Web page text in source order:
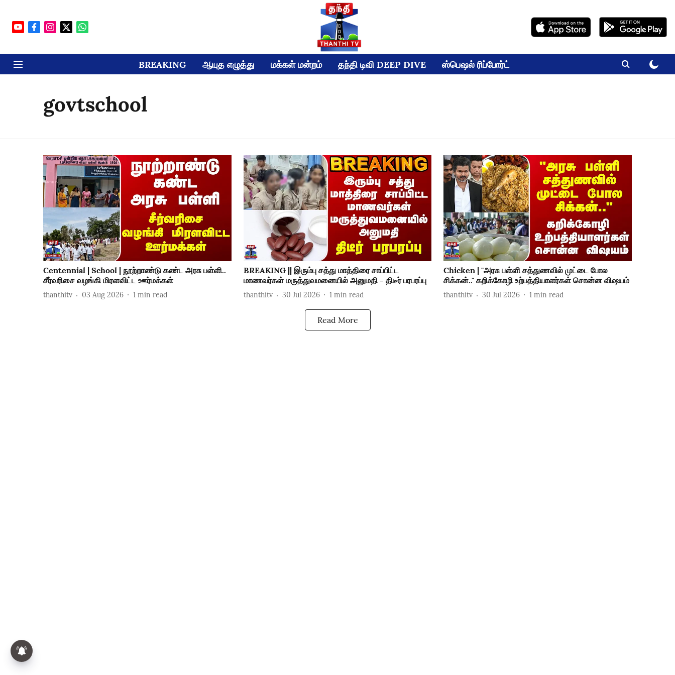
BREAKING ஆயுத எழுத்து மக்கள் மன்றம் தந்தி டிவி DEEP DIVE ஸ்பெஷல் ரிப்போர்ட்
govtschool
Centennial | School | நூற்றாண்டு கண்ட அரசு பள்ளி..
சீர்வரிசை வழங்கி மிரளவிட்ட ஊர்மக்கள்
thanthitv 03 Aug 2026 1 min read
BREAKING || இரும்பு சத்து மாத்திரை சாப்பிட்ட
மாணவர்கள் மருத்துவமனையில் அனுமதி - திடீர் பரபரப்பு
thanthitv 30 Jul 2026 1 min read
Chicken | "அரசு பள்ளி சத்துணவில் முட்டை போல
சிக்கன்.." கறிக்கோழி உற்பத்தியாளர்கள் சொன்ன விஷயம்
thanthitv 30 Jul 2026 1 min read
Read More